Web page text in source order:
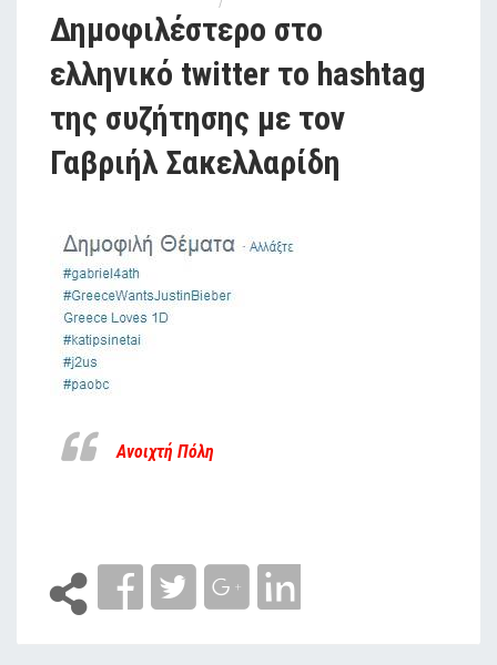
Δημοφιλέστερο στο
ελληνικό twitter το hashtag
της συζήτησης με τον
Γαβριήλ Σακελλαρίδη
Ανοιχτή Πόλη